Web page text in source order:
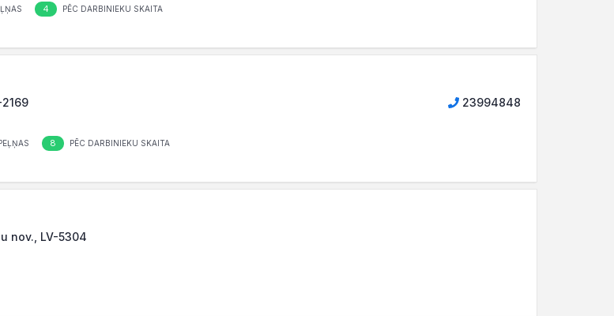
4 PĒC DARBINIEKU SKAITA
23994848
8 PĒC DARBINIEKU SKAITA
nov., LV-5304